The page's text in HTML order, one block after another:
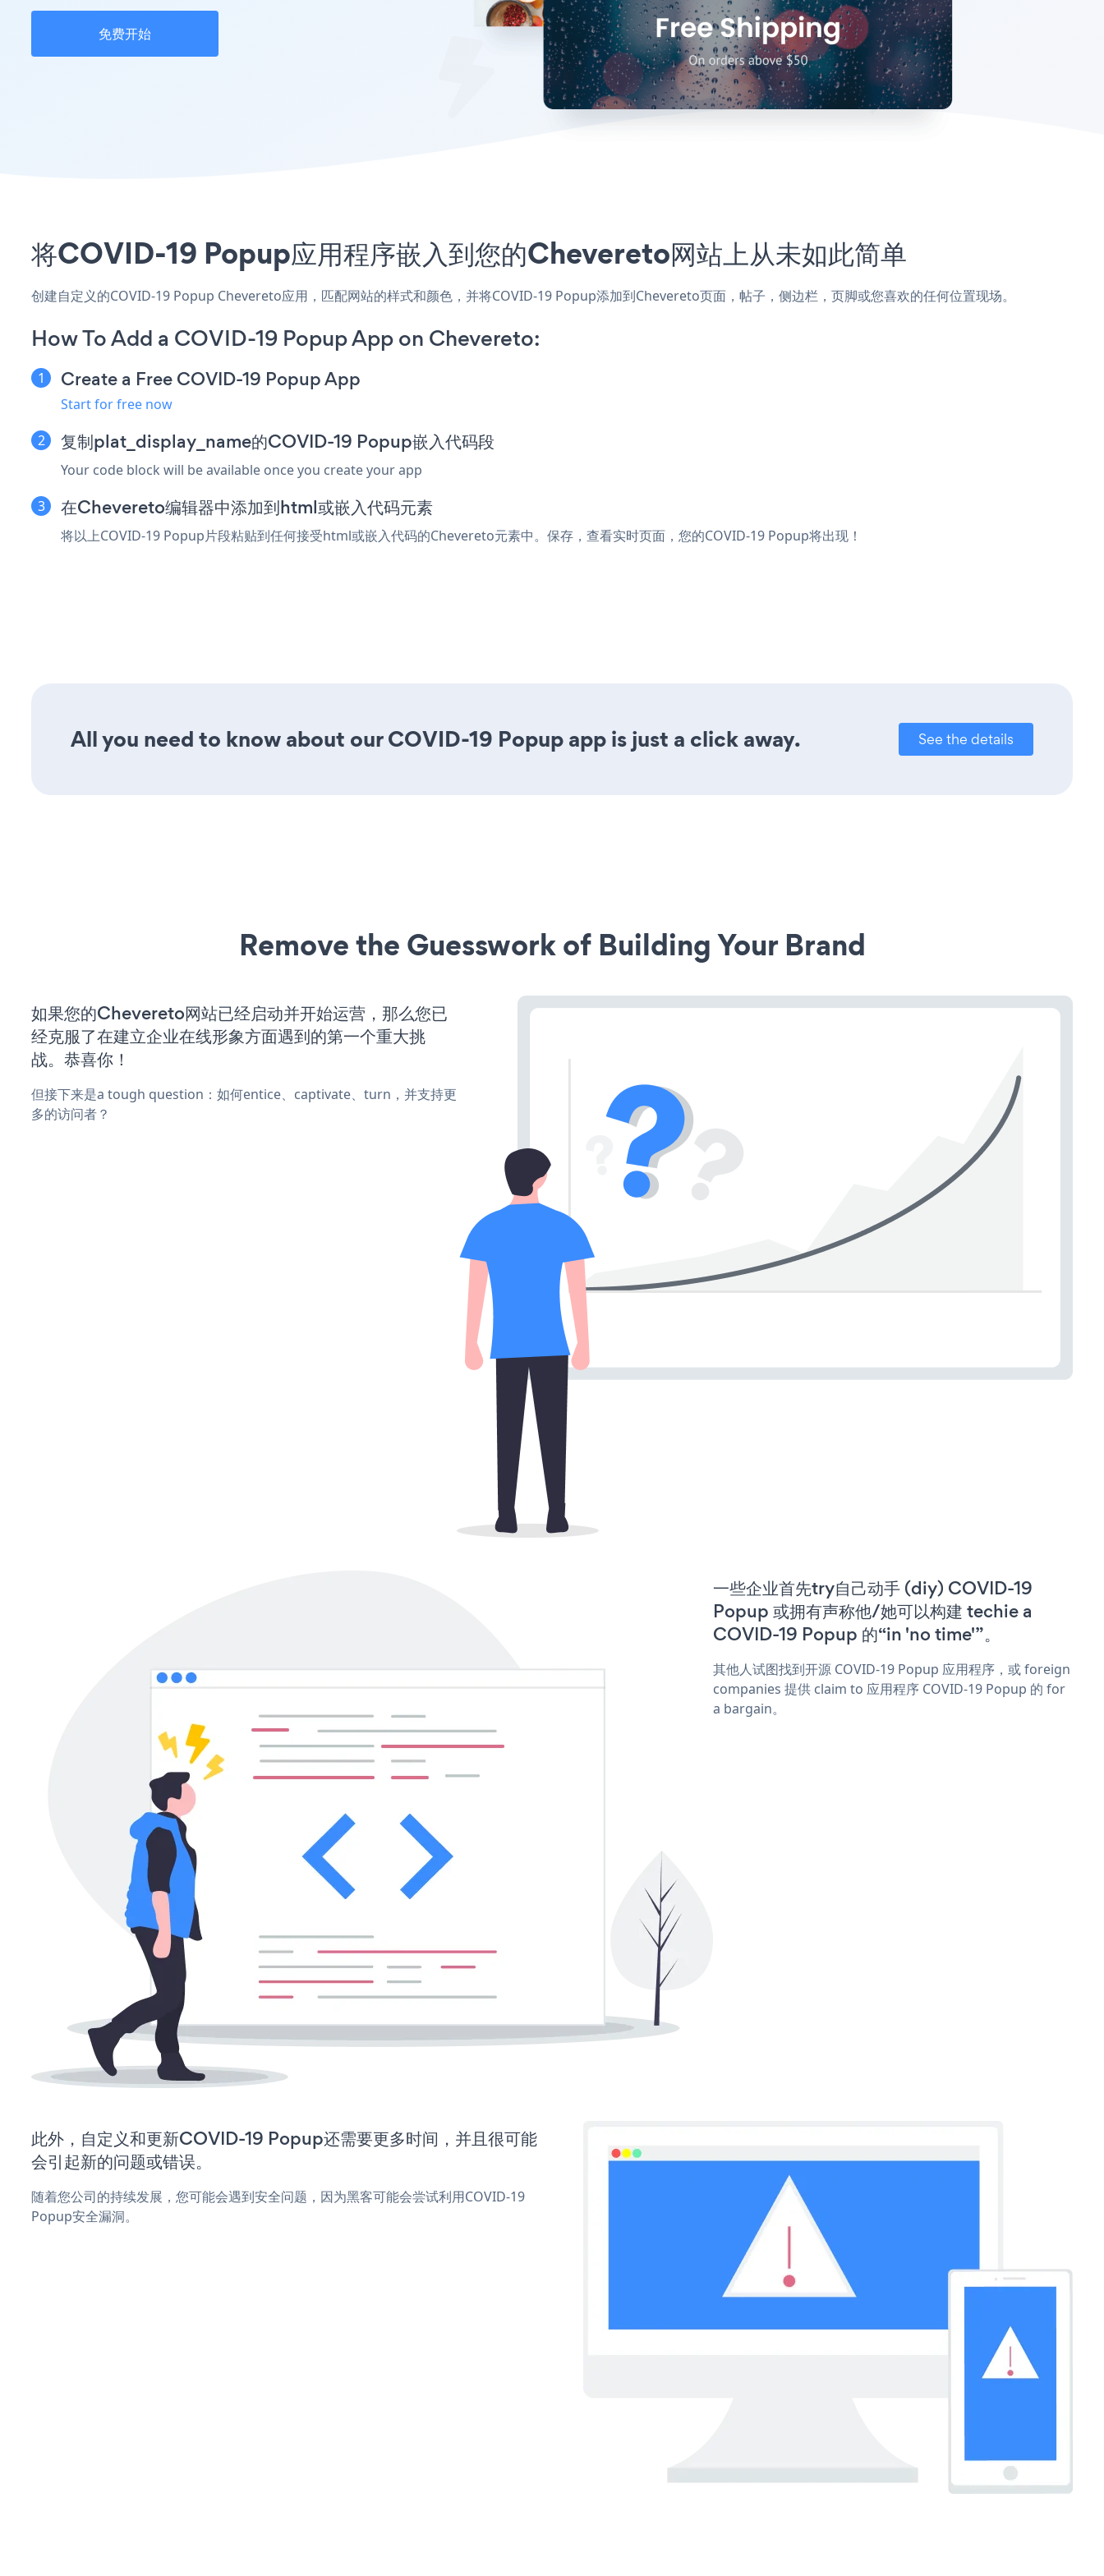
免费开始
将COVID-19 Popup应用程序嵌入到您的Chevereto网站上从未如此简单
创建自定义的COVID-19 Popup Chevereto应用，匹配网站的样式和颜色，并将COVID-19 Popup添加到Chevereto页面，帖子，侧边栏，页脚或您喜欢的任何位置现场。
How To Add a COVID-19 Popup App on Chevereto:
Create a Free COVID-19 Popup App
Start for free now
复制plat_display_name的COVID-19 Popup嵌入代码段
Your code block will be available once you create your app
在Chevereto编辑器中添加到html或嵌入代码元素
将以上COVID-19 Popup片段粘贴到任何接受html或嵌入代码的Chevereto元素中。保存，查看实时页面，您的COVID-19 Popup将出现！
All you need to know about our COVID-19 Popup app is just a click away. See the details
Remove the Guesswork of Building Your Brand
如果您的Chevereto网站已经启动并开始运营，那么您已
经克服了在建立企业在线形象方面遇到的第一个重大挑
战。恭喜你！
但接下来是a tough question：如何entice、captivate、turn，并支持更
多的访问者？
一些企业首先try自己动手 (diy) COVID-19
Popup 或拥有声称他/她可以构建 techie a
COVID-19 Popup 的“in 'no time'”。
其他人试图找到开源 COVID-19 Popup 应用程序，或 foreign
companies 提供 claim to 应用程序 COVID-19 Popup 的 for
a bargain。
此外，自定义和更新COVID-19 Popup还需要更多时间，并且很可能
会引起新的问题或错误。
随着您公司的持续发展，您可能会遇到安全问题，因为黑客可能会尝试利用COVID-19
Popup安全漏洞。